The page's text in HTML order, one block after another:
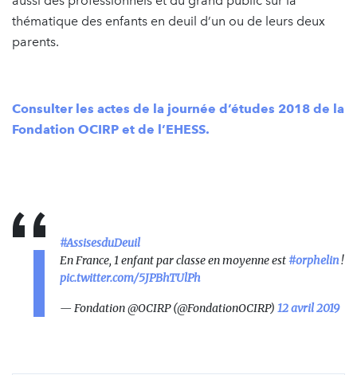
thématique des enfants en deuil d’un ou de leurs deux
parents.
Consulter les actes de la journée d’études 2018 de la
Fondation OCIRP et de l’EHESS.
#AssisesduDeuil
En France, 1 enfant par classe en moyenne est#orphelin!
pic.twitter.com/5JPBhTUlPh
— Fondation @OCIRP (@FondationOCIRP) 12 avril 2019